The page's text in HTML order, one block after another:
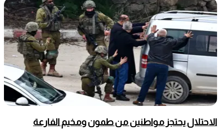
الاحتلال يحتجز مواطنين من طمون ومخيم الفارعة